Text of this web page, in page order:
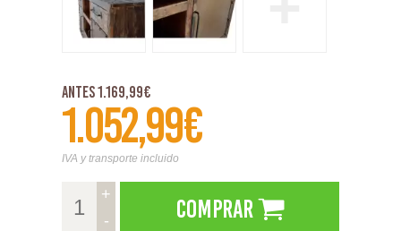
Antes 1.169,99€
1.052,99€
IVA y transporte incluido
+
-
Comprar